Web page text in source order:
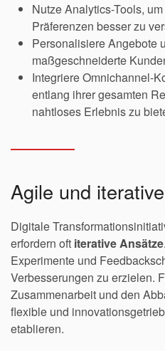
Nutze Analytics-Tools,
Präferenzen besser zu
Personalisiere Angebote
maßgeschneiderte
Integriere Omnichannel-
entlang ihrer gesamten
nahtloses Erlebnis zu
Agile und
Digitale
erfordern oft iterative Ansätze
Experimente und
Verbesserungen zu erzielen.
Zusammenarbeit und den
flexible und
etablieren.